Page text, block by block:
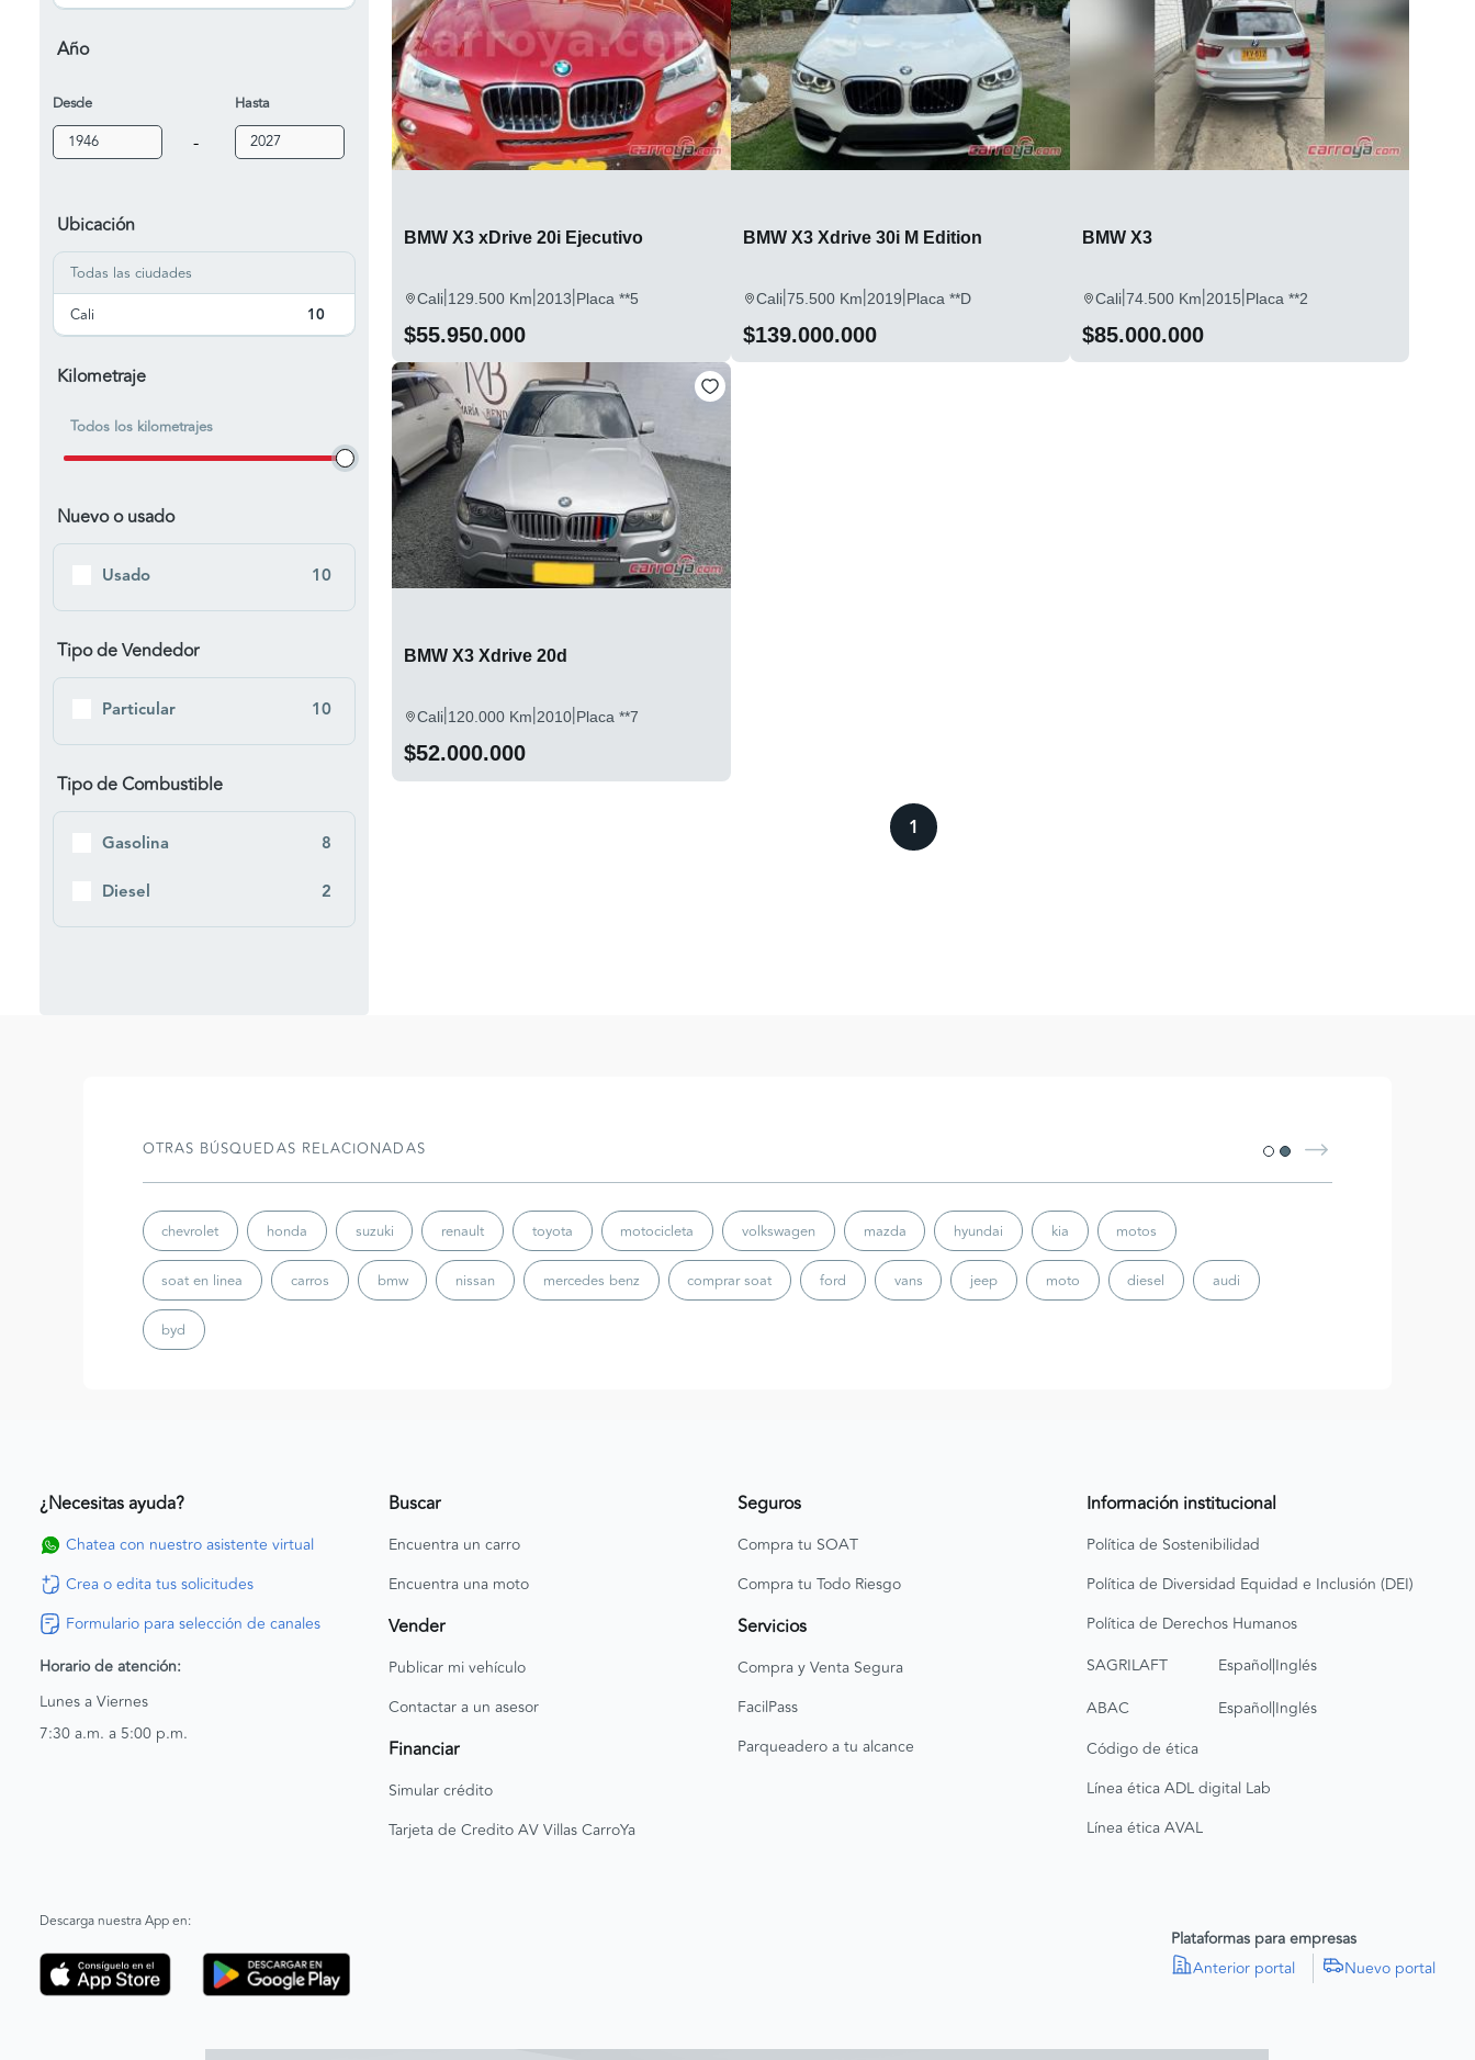
Año
Desde
-
Hasta
Ubicación
Todas las ciudades
Cali
10
Kilometraje
Todos los kilometrajes
Nuevo o usado
Usado 10
Tipo de Vendedor
Particular 10
Tipo de Combustible
Gasolina 8
Diesel 2
BMW X3 xDrive 20i Ejecutivo
Cali|129.500 Km|2013|Placa **5
$55.950.000
BMW X3 Xdrive 30i M Edition
Cali|75.500 Km|2019|Placa **D
$139.000.000
BMW X3
Cali|74.500 Km|2015|Placa **2
$85.000.000
BMW X3 Xdrive 20d
Cali|120.000 Km|2010|Placa **7
$52.000.000
1
OTRAS BÚSQUEDAS RELACIONADAS
chevrolet honda suzuki renault toyota motocicleta volkswagen mazda hyundai kia motos
soat en linea carros bmw nissan mercedes benz comprar soat ford vans jeep moto diesel audi
byd
¿Necesitas ayuda?
Chatea con nuestro asistente virtual
Crea o edita tus solicitudes
Formulario para selección de canales
Horario de atención:
Lunes a Viernes
7:30 a.m. a 5:00 p.m.
Buscar
Encuentra un carro
Encuentra una moto
Vender
Publicar mi vehículo
Contactar a un asesor
Financiar
Simular crédito
Tarjeta de Credito AV Villas CarroYa
Seguros
Compra tu SOAT
Compra tu Todo Riesgo
Servicios
Compra y Venta Segura
FacilPass
Parqueadero a tu alcance
Información institucional
Política de Sostenibilidad
Política de Diversidad Equidad e Inclusión (DEI)
Política de Derechos Humanos
SAGRILAFT
Español|Inglés
ABAC
Español|Inglés
Código de ética
Línea ética ADL digital Lab
Línea ética AVAL
Descarga nuestra App en:
Plataformas para empresas
Anterior portal
Nuevo portal